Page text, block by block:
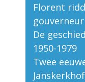
Florent
De
1950-1979
Twee
Janskerkhof